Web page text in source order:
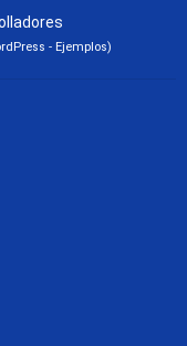
- Ejemplos)